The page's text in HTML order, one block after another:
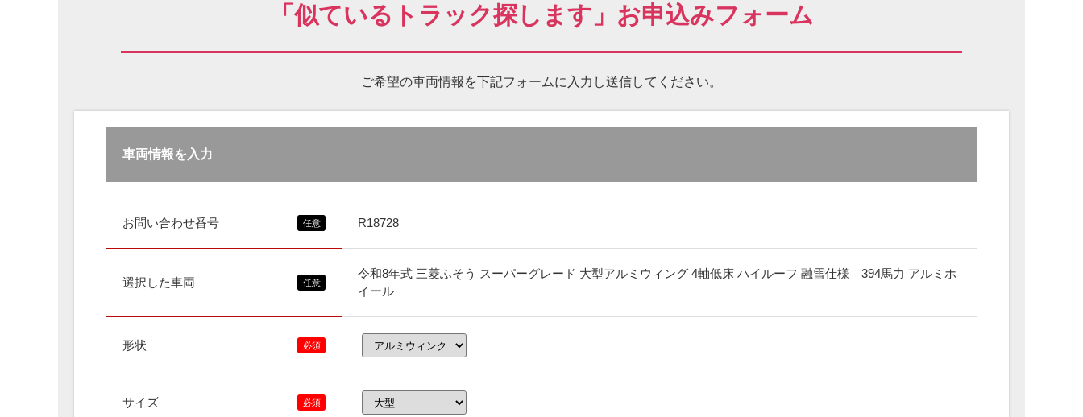
「似ているトラック探します」お申込みフォーム
ご希望の車両情報を下記フォームに 入力し送信してください。
車両情報を入力
お問い合わせ番号 R18728
選択した車両
令和8年式 三菱ふそう スーパーグレード 大型アルミウィング 4軸低床 ハイルーフ 融雪仕様 394馬力 アルミホ
イール
形状
サイズ